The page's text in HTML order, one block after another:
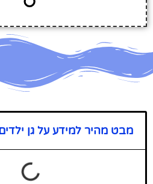
מבט מהיר למידע על גן